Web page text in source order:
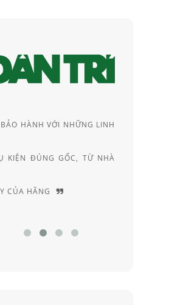
CUNG CÁCH TƯ VẤN RẤT
RIÊNG, ĐẦY AM HIỂU VÀ
CHUYÊN SÂU